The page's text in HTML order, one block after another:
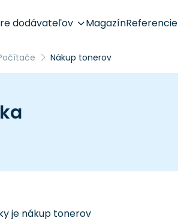
dodávateľov MagazínReferencie
Nákup tonerov
je nákup tonerov